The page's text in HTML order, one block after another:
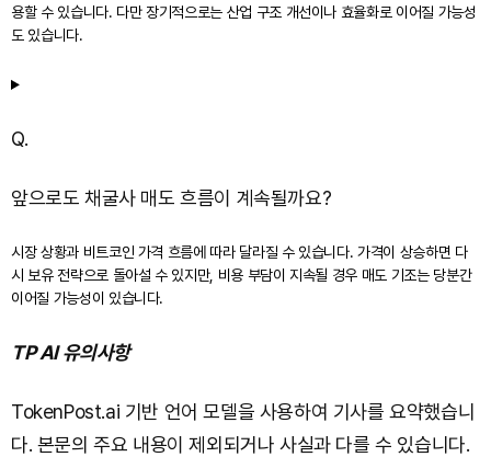
용할 수 있습니다. 다만 장기적으로는 산업 구조 개선이나 효율화로 이어질 가능성
도 있습니다.
Q.
앞으로도 채굴사 매도 흐름이 계속될까요?
시장 상황과 비트코인 가격 흐름에 따라 달라질 수 있습니다. 가격이 상승하면 다
시 보유 전략으로 돌아설 수 있지만, 비용 부담이 지속될 경우 매도 기조는 당분간
이어질 가능성이 있습니다.
TP AI 유의사항
TokenPost.ai 기반 언어 모델을 사용하여 기사를 요약했습니
다. 본문의 주요 내용이 제외되거나 사실과 다를 수 있습니다.